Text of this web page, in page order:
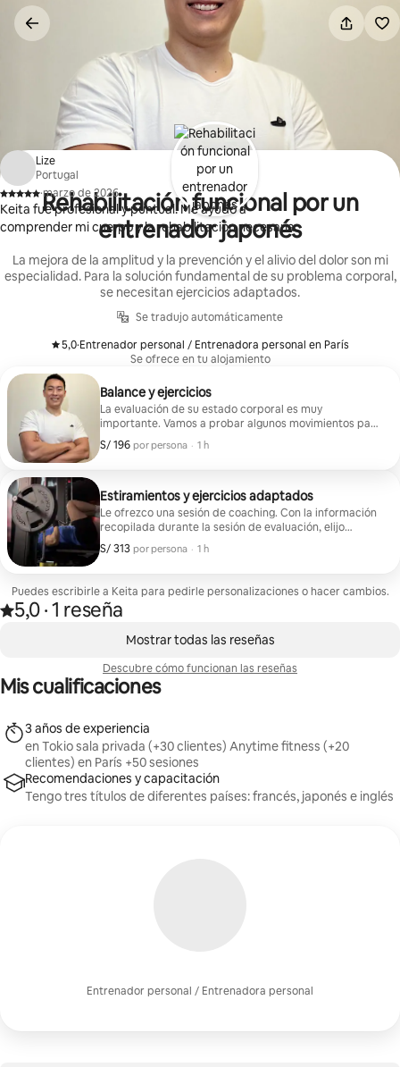
Omite
contenido
Rehabilitación funcional por un
entrenador japonés
La mejora de la amplitud y la prevención y el alivio del dolor son mi
especialidad. Para la solución fundamental de su problema corporal,
se necesitan ejercicios adaptados.
Se tradujo automáticamente
5,0
, ·Entrenador personal / Entrenadora personal en París
Se ofrece en tu alojamiento
Balance y ejercicios
La evaluación de su estado corporal es muy
importante. Vamos a probar algunos movimientos para
conocer su movilidad. A continuación, les presento
ejercicios adaptados para mejorar su físico.
S/ 196 por persona
S/ 196 por huésped
, · 1 h
Estiramientos y ejercicios adaptados
Le ofrezco una sesión de coaching. Con la información
recopilada durante la sesión de evaluación, elijo
ejercicios adecuados.
S/ 313 por persona
S/ 313 por huésped
, · 1 h
Puedes escribirle a Keita para pedirle personalizaciones o hacer cambios.
Valoración de 5,0 sobre 5 estrellas sobre la base de 1 reseña
5,0
, ·1 reseña
Se muestran0 de 0 elementos
Lize
Portugal
,
·marzo de 2026
Keita fue profesional y puntual. Me ayudó a
comprender mi cuerpo y la rehabilitación necesaria.
Mostrar todas las reseñas
Descubre cómo funcionan las reseñas
Mis cualificaciones
Entrenador personal / Entrenadora personal
3 años de experiencia
en Tokio sala privada (+30 clientes) Anytime fitness (+20
clientes) en París +50 sesiones
Recomendaciones y capacitación
Tengo tres títulos de diferentes países: francés, japonés e inglés